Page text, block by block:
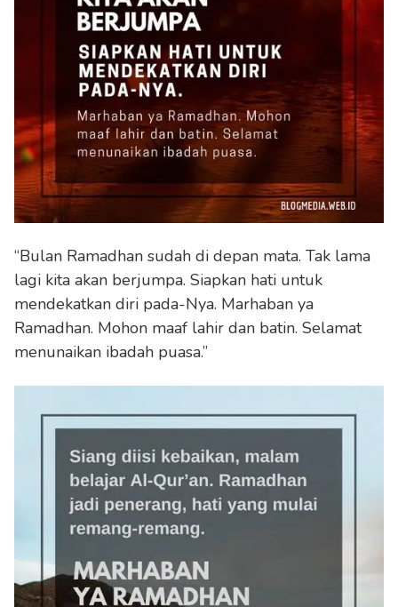
“Bulan Ramadhan sudah di depan mata. Tak lama
lagi kita akan berjumpa. Siapkan hati untuk
mendekatkan diri pada-Nya. Marhaban ya
Ramadhan. Mohon maaf lahir dan batin. Selamat
menunaikan ibadah puasa.”